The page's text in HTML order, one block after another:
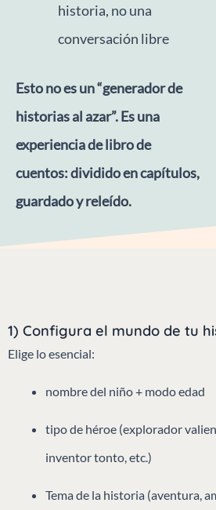
historia, no una
conversación libre
Esto no es un “generador de
historias al azar”. Es una
experiencia de libro de
cuentos: dividido en capítulos,
guardado y releído.
1) Configura el mundo de tu
Elige lo esencial:
nombre del niño + modo edad
tipo de héroe (explorador
inventor tonto, etc.)
Tema de la historia (aventura,